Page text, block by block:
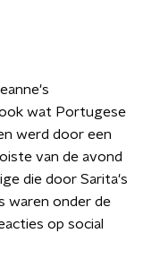
wat Portugese
werd door een
van de avond
die door Sarita's
waren onder de
op social